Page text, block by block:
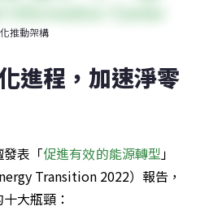
推動架構
進程，加速淨零
表「促進有效的能源轉型 」
Transition 2022）報告，
大瓶頸：